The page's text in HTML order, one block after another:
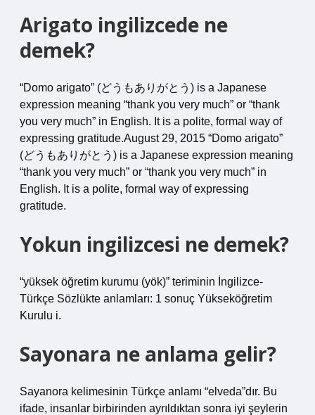
Arigato ingilizcede ne
demek?
“Domo arigato” (どうもありがとう) is a Japanese
expression meaning “thank you very much” or “thank
you very much” in English. It is a polite, formal way of
expressing gratitude.August 29, 2015 “Domo arigato”
(どうもありがとう) is a Japanese expression meaning
“thank you very much” or “thank you very much” in
English. It is a polite, formal way of expressing
gratitude.
Yokun ingilizcesi ne demek?
“yüksek öğretim kurumu (yök)” teriminin İngilizce-
Türkçe Sözlükte anlamları: 1 sonuç Yükseköğretim
Kurulu i.
Sayonara ne anlama gelir?
Sayanora kelimesinin Türkçe anlamı “elveda”dır. Bu
ifade, insanlar birbirinden ayrıldıktan sonra iyi şeylerin